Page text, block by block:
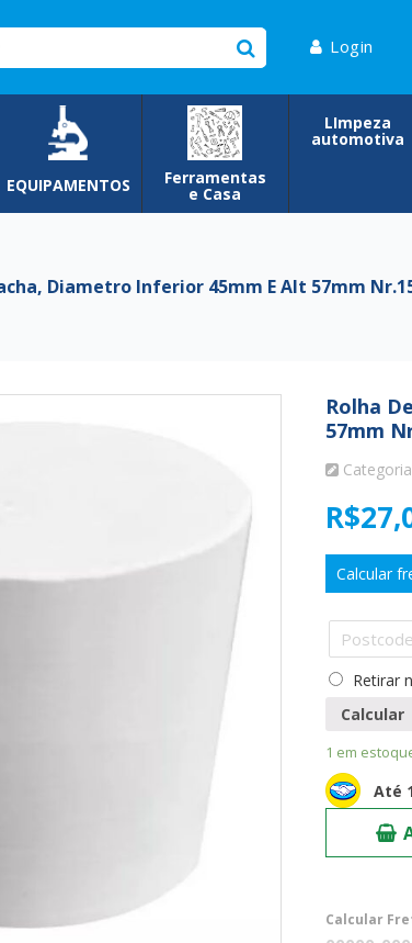
Login
EQUIPAMENTOS Ferramentas
e Casa
LImpeza
automotiva
Diametro Inferior 45mm E Alt 57mm
Rolha
57mm
R$
Calcular
Retirar
Calcular
1 em
Até
Calcular